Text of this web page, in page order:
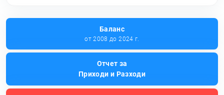
Баланс
от 2008 до 2024 г.
Отчет за
Приходи и Разходи